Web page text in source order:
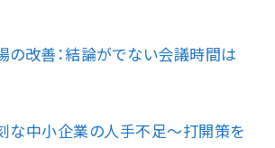
改善：結論がでない会議時間は
中小企業の人手不足～打開策を